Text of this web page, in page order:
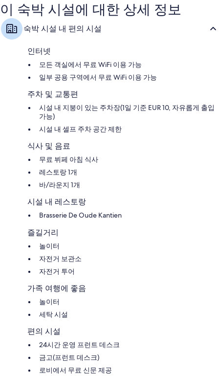
요,
이
용
후
기
이 숙박 시설에 대한 상세 정보
숙박 시설 내 편의 시설
인터넷
모든 객실에서 무료 WiFi 이용 가능
일부 공용 구역에서 무료 WiFi 이용 가능
주차 및 교통편
시설 내 지붕이 있는 주차장(1일 기준 EUR 10, 자유롭게 출입
가능)
시설 내 셀프 주차 공간 제한
식사 및 음료
무료 뷔페 아침 식사
레스토랑 1개
바/라운지 1개
시설 내 레스토랑
Brasserie De Oude Kantien
즐길거리
놀이터
자전거 보관소
자전거 투어
가족 여행에 좋음
놀이터
세탁 시설
편의 시설
24시간 운영 프런트 데스크
금고(프런트 데스크)
로비에서 무료 신문 제공